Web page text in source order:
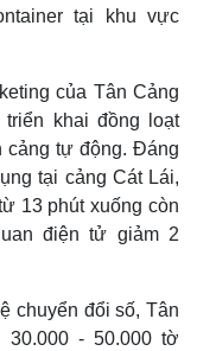
khoán
phê
tại khu vực
của Tân Cảng
khai đồng loạt
cảng tự động. Đáng
tại cảng Cát Lái,
13 phút xuống còn
điện tử giảm 2
chuyển đổi số, Tân
30.000 - 50.000 tờ